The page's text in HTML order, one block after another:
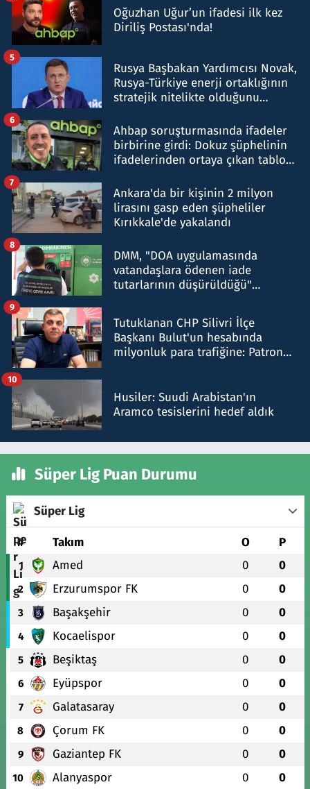
Oğuzhan Uğur’un ifadesi ilk kez
Diriliş Postası'nda!
Rusya Başbakan Yardımcısı Novak,
Rusya-Türkiye enerji ortaklığının
stratejik nitelikte olduğunu
5
Ahbap soruşturmasında ifadeler
birbirine girdi: Dokuz şüphelinin
ifadelerinden ortaya çıkan tablo
6
Ankara'da bir kişinin 2 milyon
lirasını gasp eden şüpheliler
Kırıkkale'de yakalandı
7
DMM, "DOA uygulamasında
vatandaşlara ödenen iade
tutarlarının düşürüldüğü"
8
Tutuklanan CHP Silivri İlçe
Başkanı Bulut'un hesabında
milyonluk para trafiğine: Patron
9
Husiler: Suudi Arabistan'ın
Aramco tesislerini hedef aldık
10
Süper Lig Puan Durumu
Süper Lig
# Takım O P
1 Amed 0 0
2 Erzurumspor FK 0 0
3 Başakşehir 0 0
4 Kocaelispor 0 0
5 Beşiktaş 0 0
6 Eyüpspor 0 0
7 Galatasaray 0 0
8 Çorum FK 0 0
9 Gaziantep FK 0 0
10 Alanyaspor 0 0